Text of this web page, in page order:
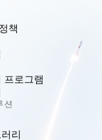
책
프로그램
션
리